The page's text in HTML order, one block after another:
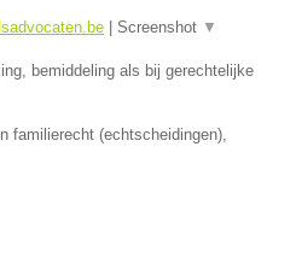
Screenshot ▼
bemiddeling als bij gerechtelijke
familierecht (echtscheidingen),